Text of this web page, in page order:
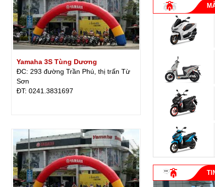
Yamaha 3S Tùng Dương
ĐC: 293 đường Trần Phú, thị trấn Từ
Sơn
ÐT: 0241.3831697